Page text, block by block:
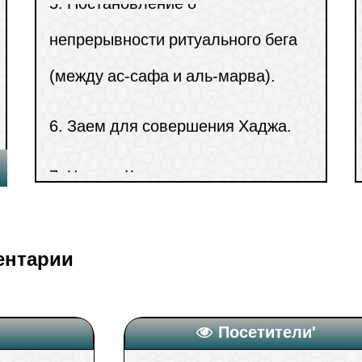
Просмотры4286 )
(между ас-сафа и аль-марва).
6.Заем для совершения Хаджа.
7.Чтение Корана в молитве по
мусхафу
ночной молитвы
10.Мастурбация во время
Посетители'